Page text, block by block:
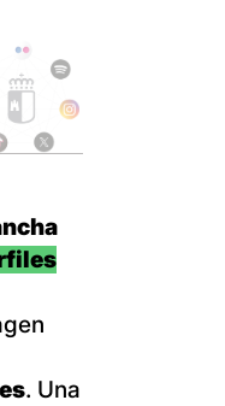
. Una